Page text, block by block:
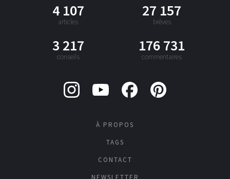
4 107
articles
27 157
brèves
3 217
conseils
176 731
commentaires
À PROPOS
TAGS
CONTACT
NEWSLETTER